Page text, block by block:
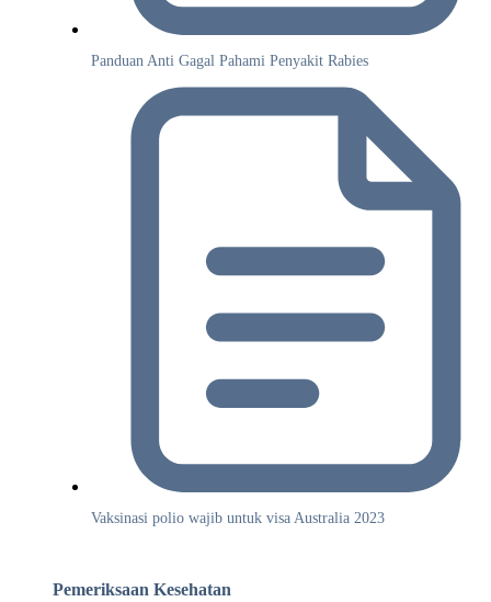
Panduan Anti Gagal Pahami Penyakit Rabies
Vaksinasi polio wajib untuk visa Australia 2023
Pemeriksaan Kesehatan